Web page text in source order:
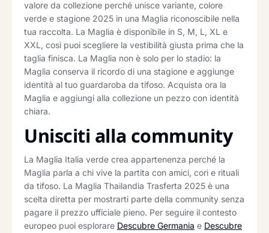
valore da collezione perché unisce variante, colore
verde e stagione 2025 in una Maglia riconoscibile nella
tua raccolta. La Maglia è disponibile in S, M, L, XL e
XXL, così puoi scegliere la vestibilità giusta prima che la
taglia finisca. La Maglia non è solo per lo stadio: la
Maglia conserva il ricordo di una stagione e aggiunge
identità al tuo guardaroba da tifoso. Acquista ora la
Maglia e aggiungi alla collezione un pezzo con identità
chiara.
Unisciti alla community
La Maglia Italia verde crea appartenenza perché la
Maglia parla a chi vive la partita con amici, cori e rituali
da tifoso. La Maglia Thailandia Trasferta 2025 è una
scelta diretta per mostrarti parte della community senza
pagare il prezzo ufficiale pieno. Per seguire il contesto
europeo puoi esplorare Descubre Germania e Descubre